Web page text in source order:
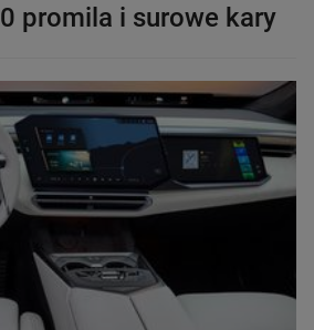
promila i surowe kary